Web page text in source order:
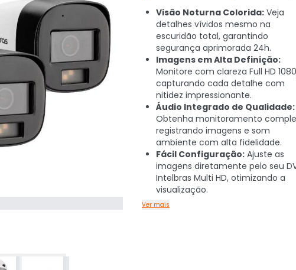
Visão Noturna Colorida: Veja
detalhes vívidos mesmo na
escuridão total, garantindo
segurança aprimorada 24h.
Imagens em Alta Definição:
Monitore com clareza Full HD
capturando cada detalhe com
nitidez impressionante.
Áudio Integrado de Qualidade:
Obtenha monitoramento
registrando imagens e som
ambiente com alta fidelidade.
Fácil Configuração: Ajuste as
imagens diretamente pelo seu
Intelbras Multi HD, otimizando a
visualização.
Ver mais